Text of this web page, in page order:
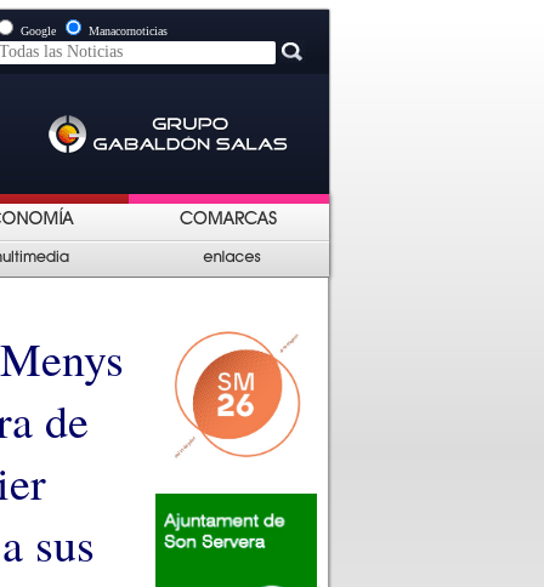
Google Manacornoticias
de
sus